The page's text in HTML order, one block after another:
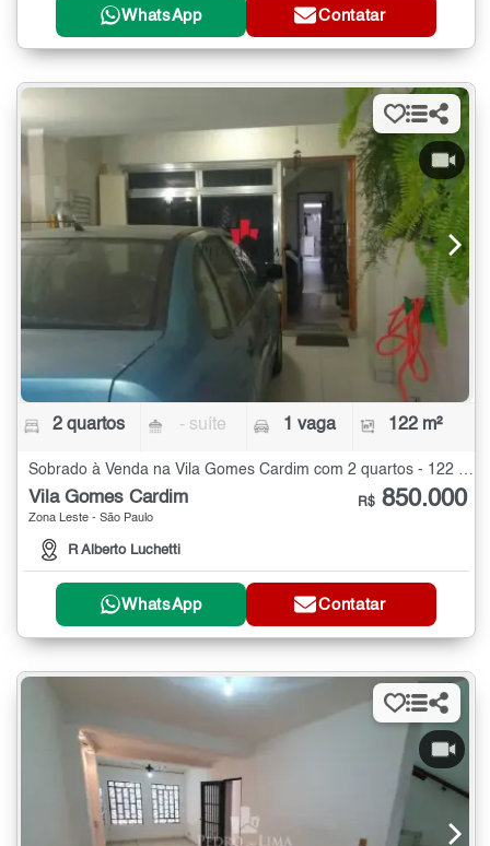
WhatsApp Contatar
2 quartos - suíte 1 vaga 122 m²
Sobrado à Venda na Vila Gomes Cardim com 2 quartos - 122 m²
Vila Gomes Cardim
Zona Leste - São Paulo
R Alberto Luchetti
R$ 850.000
WhatsApp Contatar